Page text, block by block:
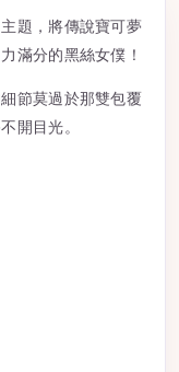
題，將傳說寶可夢
滿分的黑絲女僕！
節莫過於那雙包覆
開目光。